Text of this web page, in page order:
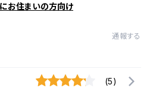
お住まいの方向け
通報する
(5)